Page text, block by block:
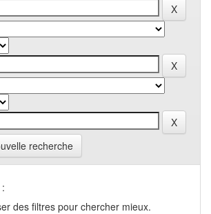
recherche
des filtres pour chercher mieux.